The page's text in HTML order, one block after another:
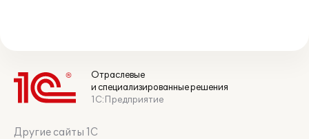
Отраслевые
и специализированные решения
1С:Предприятие
Другие сайты 1С